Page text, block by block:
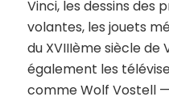
Vinci, les dessins des
volantes, les jouets
du XVIIIème siècle de
également les
comme Wolf Vostell